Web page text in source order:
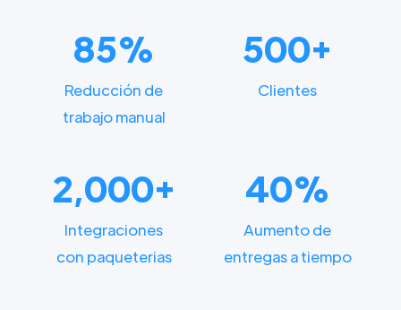
85%
Reducción de
trabajo manual
500+
Clientes
2,000+
Integraciones
con paqueterias
40%
Aumento de
entregas a tiempo